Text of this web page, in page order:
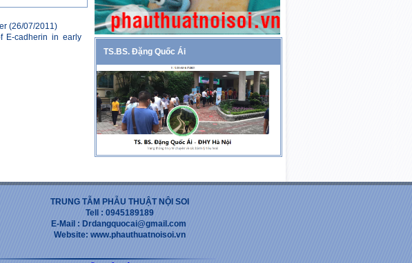
(26/07/2011)
E-cadherin in early
TS.BS. Đặng Quốc Ái
TRUNG TẪM PHẪU THUẬT NỘI SOI
Tell : 0945189189
E-Mail : Drdangquocai@gmail.com
Website: www.phauthuatnoisoi.vn